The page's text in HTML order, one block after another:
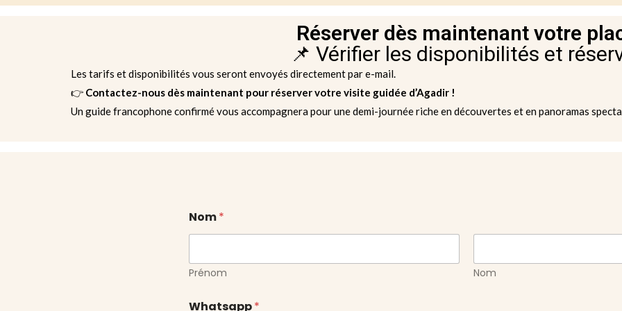
Réserver dès maintenant votre
📌 Vérifier les disponibilités et
Les tarifs et disponibilités vous seront envoyés directement par e-mail.
👉 Contactez-nous dès maintenant pour réserver votre visite guidée d’Agadir !
Un guide francophone confirmé vous accompagnera pour une demi-journée riche en découvertes et en panoramas
Nom*
Prénom Nom
Whatsapp*